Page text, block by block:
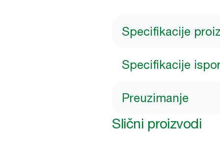
Specifikacije
Specifikacije
Preuzimanje
Slični proizvodi